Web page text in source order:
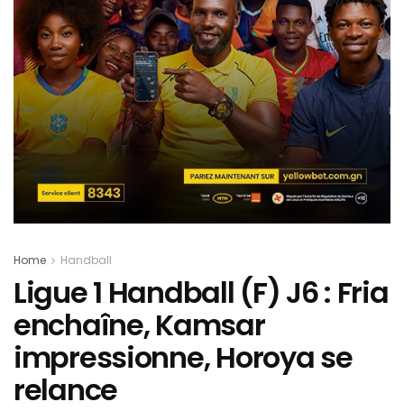
Home Handball
Ligue 1 Handball (F) J6 : Fria
enchaîne, Kamsar
impressionne, Horoya se
relance